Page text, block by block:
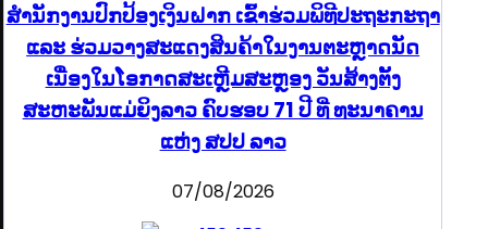
ສຳນັກງານປົກປ້ອງເງິນຝາກ ເຂົ້າຮ່ວມພິທີປະຖະກະຖາ
ແລະ ຮ່ວມວາງສະແດງສິນຄ້າໃນງານຕະຫຼາດນັດ
ເນື່ອງໃນໂອກາດສະເຫຼີມສະຫຼອງ ວັນສ້າງຕັ້ງ
ສະຫະພັນແມ່ຍິງລາວ ຄົບຮອບ 71 ປີ ທີ່ ທະນາຄານ
ແຫ່ງ ສປປ ລາວ
07/08/2026